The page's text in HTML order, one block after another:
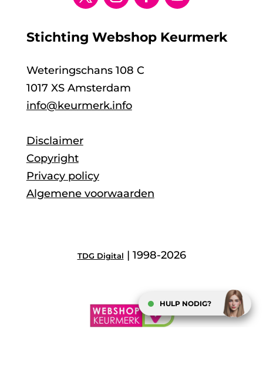
Stichting Webshop Keurmerk
Weteringschans 108 C
1017 XS Amsterdam
info@keurmerk.info
Disclaimer
Copyright
Privacy policy
Algemene voorwaarden
TDG Digital | 1998-2026
HULP NODIG?